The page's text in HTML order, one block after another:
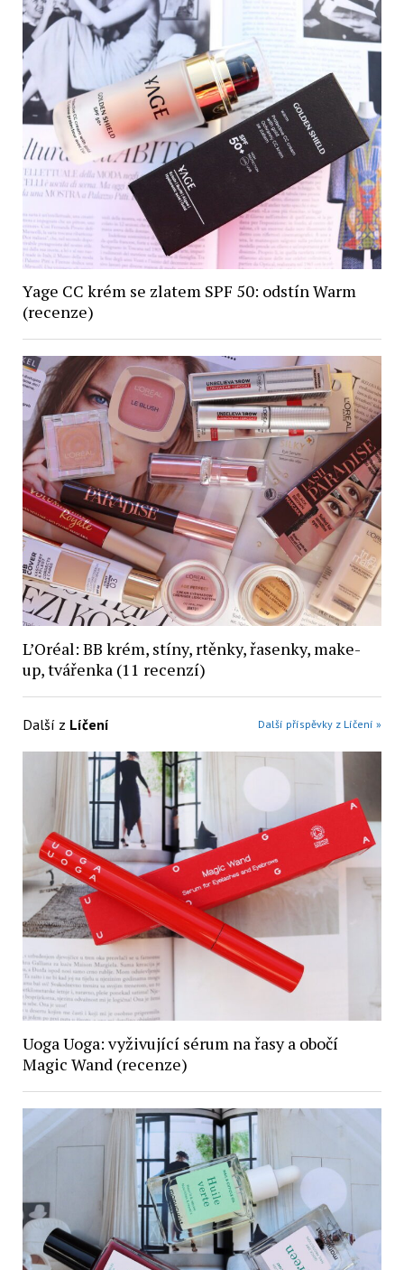
Yage CC krém se zlatem SPF 50: odstín Warm
(recenze)
L’Oréal: BB krém, stíny, rtěnky, řasenky, make-
up, tvářenka (11 recenzí)
Další z Líčení Další příspěvky z Líčení »
Uoga Uoga: vyživující sérum na řasy a obočí
Magic Wand (recenze)